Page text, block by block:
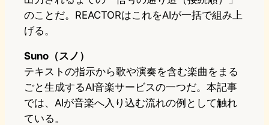
のことだ。REACTORはこれをAIが一括で組み上
げる。
Suno（スノ）
テキストの指示から歌や演奏を含む楽曲をまる
ごと生成するAI音楽サービスの一つだ。本記事
では、AIが音楽へ入り込む流れの例として触れ
ている。